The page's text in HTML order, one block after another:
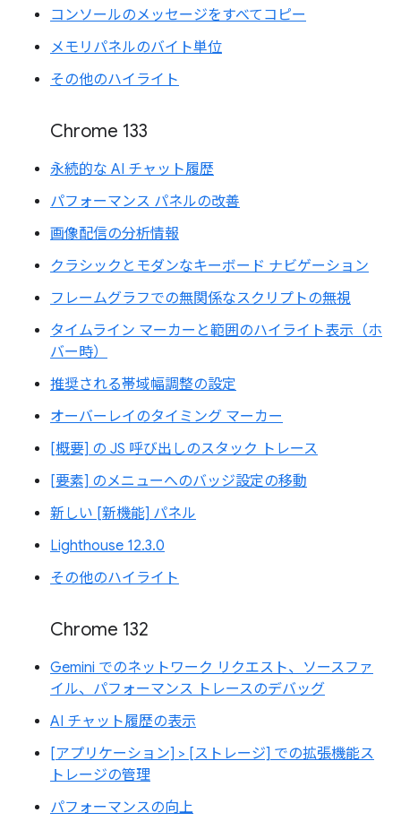
コンソールのメッセージをすべてコピー
メモリパネルのバイト単位
その他のハイライト
Chrome 133
永続的な AI チャット履歴
パフォーマンス パネルの改善
画像配信の分析情報
クラシックとモダンなキーボード ナビゲーション
フレームグラフでの無関係なスクリプトの無視
タイムライン マーカーと範囲のハイライト表示（ホ
バー時）
推奨される帯域幅調整の設定
オーバーレイのタイミング マーカー
[概要] の JS 呼び出しのスタック トレース
[要素] のメニューへのバッジ設定の移動
新しい [新機能] パネル
Lighthouse 12.3.0
その他のハイライト
Chrome 132
Gemini でのネットワーク リクエスト、ソースファ
イル、パフォーマンス トレースのデバッグ
AI チャット履歴の表示
[アプリケーション] > [ストレージ] での拡張機能ス
トレージの管理
パフォーマンスの向上